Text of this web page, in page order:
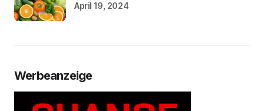
April 19, 2024
Werbeanzeige